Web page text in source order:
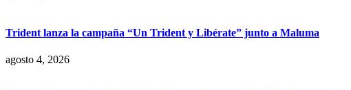
Trident lanza la campaña “Un Trident y Libérate” junto a Maluma
agosto 4, 2026